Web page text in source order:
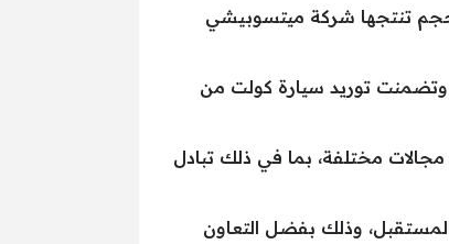
تنتجها شركة ميتسوبيشي
هذا وتعتبر العلاقة بين ميتسوبيشي كولت ورينو علاقة تعاونية وشراكة، حيث بدأت العلاقة بينهما في عام 2010 وتضمنت توريد سيارة كولت من
مجالات مختلفة، بما في ذلك تبادل
وذلك بفضل التعاون